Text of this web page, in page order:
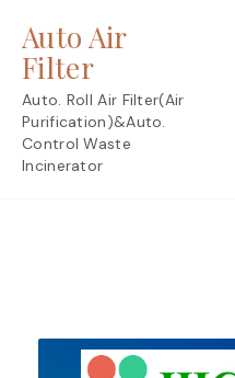
content
Auto Air
Filter
Auto. Roll Air Filter(Air
Purification)&Auto.
Control Waste
Incinerator